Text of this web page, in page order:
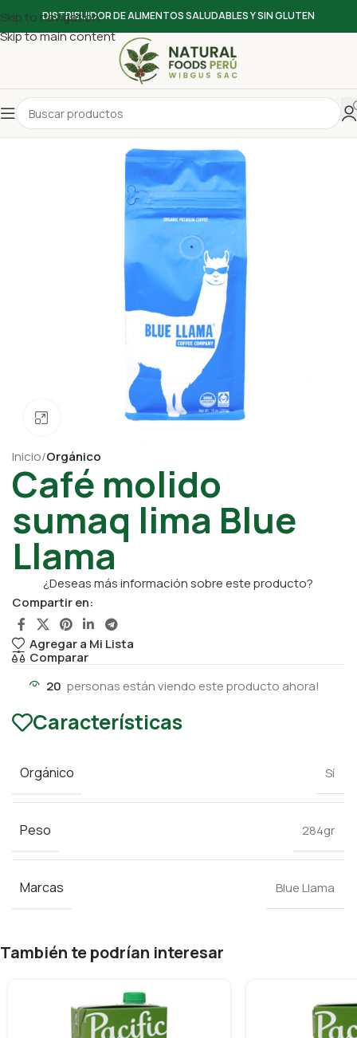
Skip to navigation
Skip to main content
DISTRIBUIDOR DE ALIMENTOS SALUDABLES Y SIN GLUTEN
Click para ampliar
Inicio Orgánico
Café molido
sumaq lima Blue
Llama
¿Deseas más información sobre este producto?
Compartir en:
Agregar a Mi Lista
Comparar
20 personas están viendo este producto ahora!
Características
Orgánico Sí
Peso 284gr
Marcas Blue Llama
También te podrían interesar